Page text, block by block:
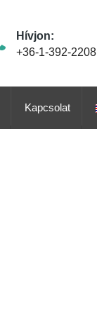
Hívjon:
+36-1-392-2208
Kapcsolat